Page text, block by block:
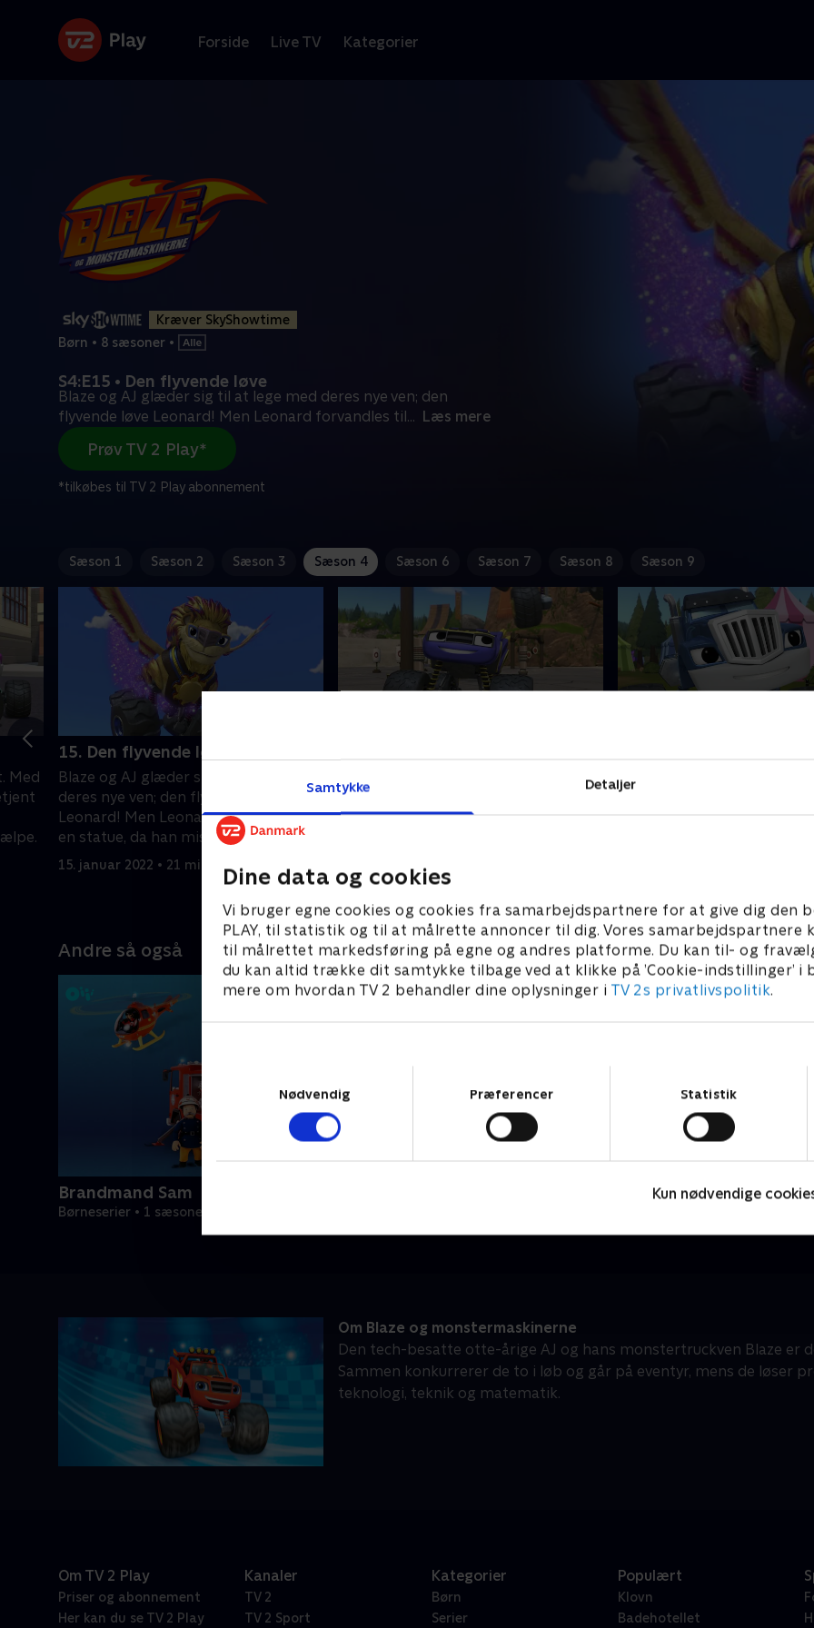
Samtykke Detaljer
Dine data og cookies
Vi bruger egne cookies og cookies fra samarbejdspartnere for at give dig den
PLAY, til statistik og til at målrette annoncer til dig. Vores samarbejdspartnere
til målrettet markedsføring på egne og andres platforme. Du kan til- og
du kan altid trække dit samtykke tilbage ved at klikke på ’Cookie-indstillinger’ i
mere om hvordan TV 2 behandler dine oplysninger i TV 2s privatlivspolitik.
Nødvendig
Præferencer Statistik
Kun nødvendige
Forside Live TV Kategorier
Kræver SkyShowtime
Børn • 8 sæsoner •
S4:E15 • Den flyvende løve
Blaze og AJ glæder sig til at lege med deres nye ven; den
flyvende løve Leonard! Men Leonard forvandles til... Læs mere
Prøv TV 2 Play*
*tilkøbes til TV 2 Play abonnement
Sæson 1 Sæson 2 Sæson 3 Sæson 4 Sæson 6 Sæson 7 Sæson 8 Sæson 9
Med
15. Den flyvende løve
Blaze og AJ glæder sig til at lege med
deres nye ven; den flyvende løve
Leonard! Men Leonard forvandles til
en statue, da han mister sine magiske
solsten.
15. januar 2022 • 21 min
ninjamester i familien - Bedstemor
Ninja kan også nogle tricks. Da hun
15. januar 2022 • 22 min
Et besøg på kongens slot
skævt, da kongen ved et
Andre så også
Brandmand Sam
Børneserier • 1 sæsoner
Om Blaze og monstermaskinerne
Den tech-besatte otte-årige AJ og hans monstertruckven Blaze er
Sammen konkurrerer de to i løb og går på eventyr, mens de løser
teknologi, teknik og matematik.
Om TV 2 Play
Priser og abonnement
Her kan du se TV 2 Play
Kanaler
TV 2
TV 2 Sport
Kategorier
Børn
Serier
Populært
Klovn
Badehotellet